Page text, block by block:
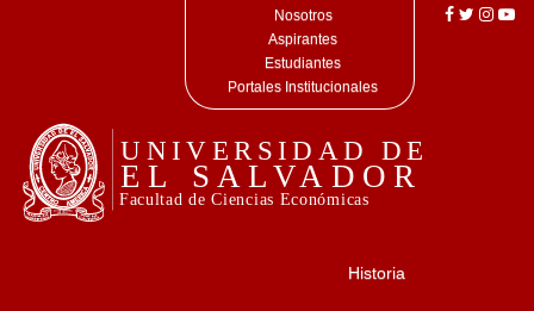
Nosotros
Aspirantes
Estudiantes
Portales Institucionales
Historia